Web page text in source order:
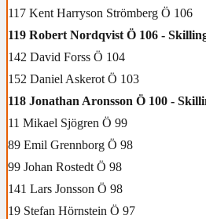
117 Kent Harryson Strömberg Ö 106
119 Robert Nordqvist Ö 106 -
142 David Forss Ö 104
152 Daniel Askerot Ö 103
118 Jonathan Aronsson Ö 100 -
11 Mikael Sjögren Ö 99
89 Emil Grennborg Ö 98
99 Johan Rostedt Ö 98
141 Lars Jonsson Ö 98
19 Stefan Hörnstein Ö 97